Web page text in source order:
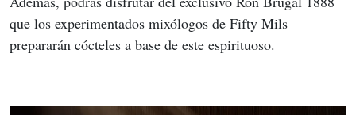
que los experimentados mixólogos de Fifty Mils
prepararán cócteles a base de este espirituoso.